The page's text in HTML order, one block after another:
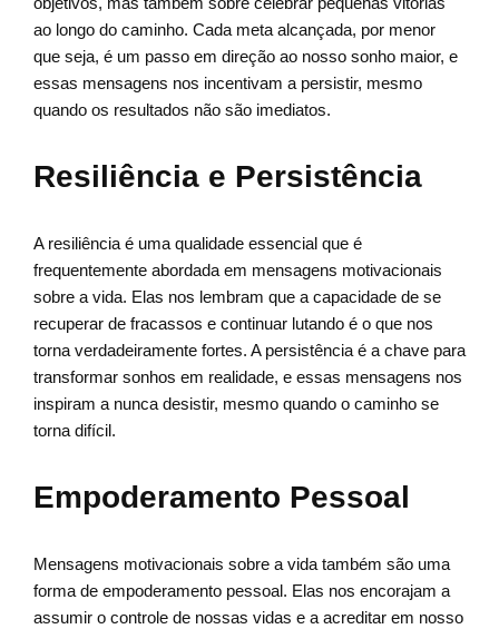
ao longo do caminho. Cada meta alcançada, por menor
que seja, é um passo em direção ao nosso sonho maior, e
essas mensagens nos incentivam a persistir, mesmo
quando os resultados não são imediatos.
Resiliência e Persistência
A resiliência é uma qualidade essencial que é
frequentemente abordada em mensagens motivacionais
sobre a vida. Elas nos lembram que a capacidade de se
recuperar de fracassos e continuar lutando é o que nos
torna verdadeiramente fortes. A persistência é a chave para
transformar sonhos em realidade, e essas mensagens nos
inspiram a nunca desistir, mesmo quando o caminho se
torna difícil.
Empoderamento Pessoal
Mensagens motivacionais sobre a vida também são uma
forma de empoderamento pessoal. Elas nos encorajam a
assumir o controle de nossas vidas e a acreditar em nosso